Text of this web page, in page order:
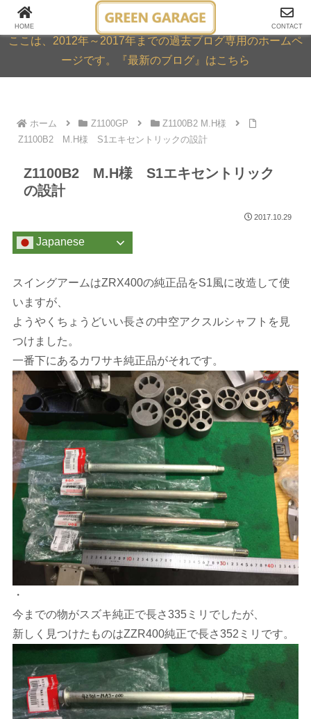
GREEN GARAGE ARCHIVE
ここは、2012年～2017年までの過去ブログ専用のホームペ
ージです。『最新のブログ』はこちら
ホーム Z1100GP
Z1100B2 M.H様
Z1100B2 M.H様 S1エキセントリックの設計
Z1100B2 M.H様 S1エキセントリック
の設計
2017.10.29
Japanese
スイングアームはZRX400の純正品をS1風に改造して使
いますが、
ようやくちょうどいい長さの中空アクスルシャフトを見
つけました。
一番下にあるカワサキ純正品がそれです。
・
今までの物がスズキ純正で長さ335ミリでしたが、
新しく見つけたものはZZR400純正で長さ352ミリです。
HOME CONTACT